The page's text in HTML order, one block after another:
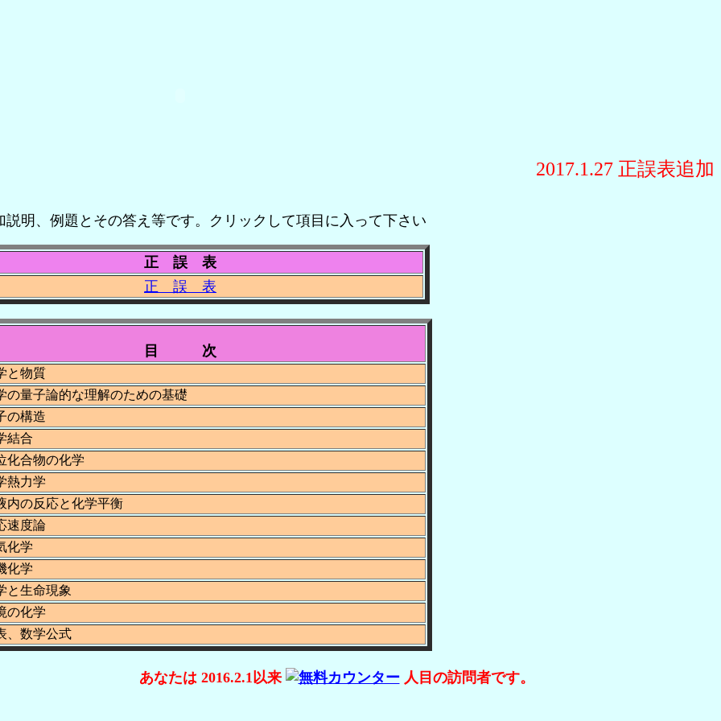
2017.1.27 正誤表追加
説明、例題とその答え等です。クリックして項目に入って下さい
正 誤 表
正 誤 表
目 次
と物質
の量子論的な理解のための基礎
の構造
結合
化合物の化学
熱力学
内の反応と化学平衡
速度論
化学
化学
と生命現象
の化学
、数学公式
あなたは 2016.2.1以来 人目の訪問者です。